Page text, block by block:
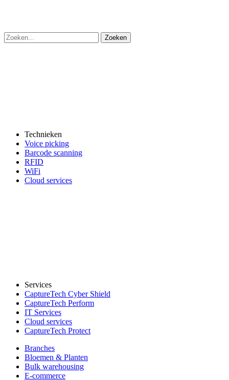
Technieken
Voice picking
Barcode scanning
RFID
WiFi
Cloud services
Services
CaptureTech Cyber Shield
CaptureTech Perform
IT Services
Cloud services
CaptureTech Protect
Branches
Bloemen & Planten
Bulk warehousing
E-commerce